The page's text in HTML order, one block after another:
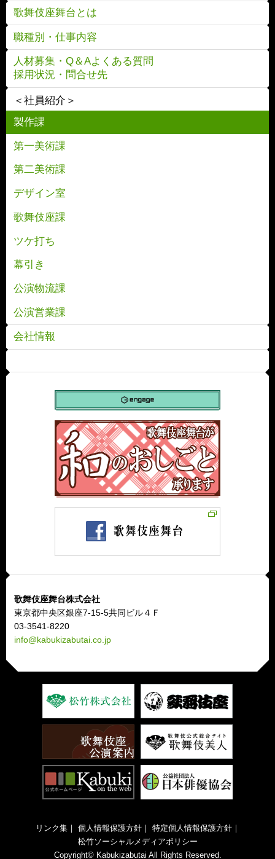
歌舞伎座舞台とは
職種別・仕事内容
人材募集・Q＆Aよくある質問
採用状況・問合せ先
＜社員紹介＞
製作課
第一美術課
第二美術課
デザイン室
歌舞伎座課
ツケ打ち
幕引き
公演物流課
公演営業課
会社情報
歌舞伎座舞台株式会社
東京都中央区銀座7-15-5共同ビル４Ｆ
03-3541-8220
info@kabukizabutai.co.jp
リンク集｜ 個人情報保護方針｜ 特定個人情報保護方針｜
松竹ソーシャルメディアポリシー
Copyright© Kabukizabutai All Rights Reserved.